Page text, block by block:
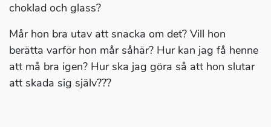
choklad och glass?
Mår hon bra utav att snacka om det? Vill hon
berätta varför hon mår såhär? Hur kan jag få henne
att må bra igen? Hur ska jag göra så att hon slutar
att skada sig själv???